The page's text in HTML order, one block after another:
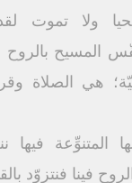
ولا تموت
المسيح
هي الصلاة
المتنوِّعة
فينا فنتزوّد